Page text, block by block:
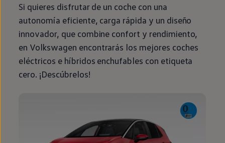
Si quieres disfrutar de un coche con una
autonomía eficiente, carga rápida y un diseño
innovador, que combine confort y rendimiento,
en Volkswagen encontrarás los mejores coches
eléctricos e híbridos enchufables con etiqueta
cero. ¡Descúbrelos!